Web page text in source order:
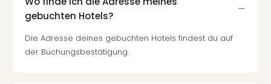
gebuchten Hotels?
Die Adresse deines gebuchten Hotels findest du auf
der Buchungsbestätigung.